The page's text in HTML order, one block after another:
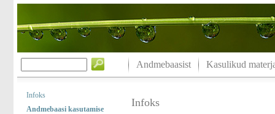
Andmebaasist Kasulikud
Infoks
Andmebaasi kasutamise
Infoks